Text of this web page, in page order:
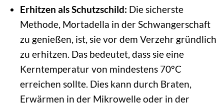
Erhitzen als Schutzschild: Die sicherste
Methode, Mortadella in der Schwangerschaft
zu genießen, ist, sie vor dem Verzehr gründlich
zu erhitzen. Das bedeutet, dass sie eine
Kerntemperatur von mindestens 70°C
erreichen sollte. Dies kann durch Braten,
Erwärmen in der Mikrowelle oder in der